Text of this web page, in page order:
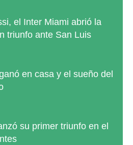
el Inter Miami abrió la
triunfo ante San Luis
en casa y el sueño del
su primer triunfo en el